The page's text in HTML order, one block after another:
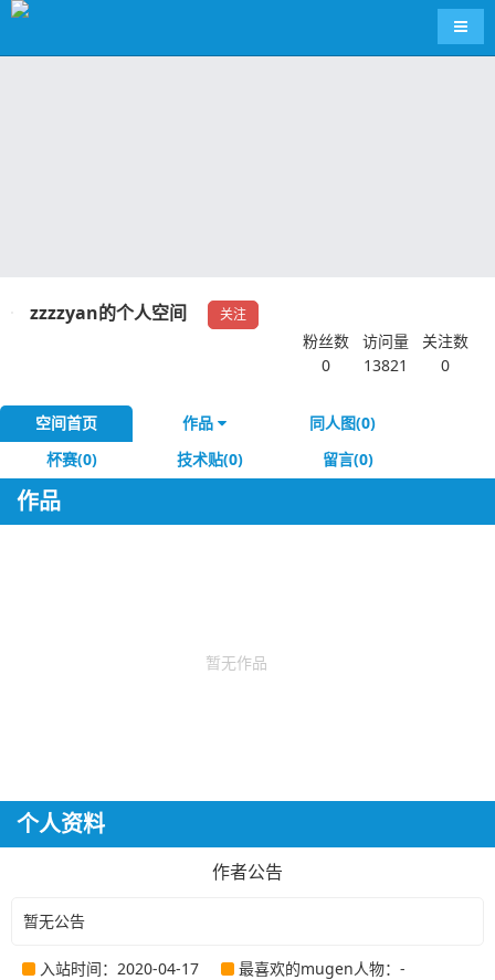
导航
zzzzyan的个人空间 关注
粉丝数
0
访问量
13821
关注数
0
空间首页 作品
同人图(0)
杯赛(0)
技术贴(0) 留言(0)
作品
暂无作品
个人资料
作者公告
暂无公告
入站时间：2020-04-17 最喜欢的mugen人物：-